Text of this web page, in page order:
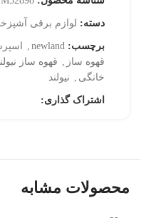
دسته: لوازم برقی
برچسب: newland
قهوه ساز
قهوه ساز
خانگی
نیولند
اشتراک گذاری:
محصولات مشابه